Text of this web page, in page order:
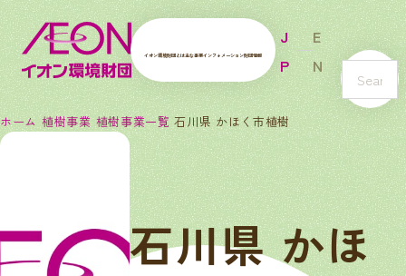
イオン環境財団とは主な事業インフォメーション財団情報
J
P
E
N
s
e
a
r
c
h
ホーム 植樹事業 植樹事業一覧 石川県 かほく市植樹
石川県 かほ